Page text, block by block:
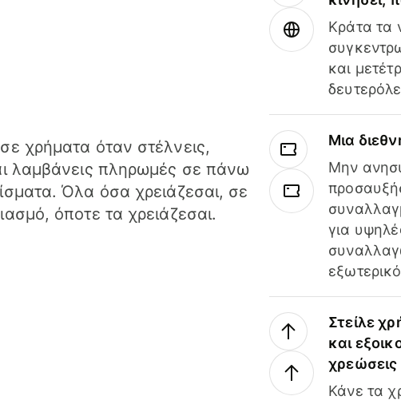
χρήματα όταν στέλνεις,
λαμβάνεις πληρωμές σε πάνω
Όλα όσα χρειάζεσαι, σε
όποτε τα χρειάζεσαι.
Κράτα τα
και
Μια
Μην
για
Στείλε
και
χρεώσεις
Κάνε τα